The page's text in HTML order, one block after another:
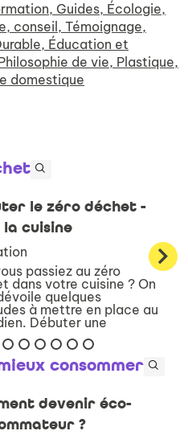
Guides, Écologie,
conseil, Témoignage,
Éducation et
de vie, Plastique,
domestique
le zéro déchet -
la cuisine
passiez au zéro
dans votre cuisine ? On
quelques
à mettre en place au
Débuter une
de consommation
n’est pas
facile. Il faut revoir l’en...
consommer
devenir éco-
?